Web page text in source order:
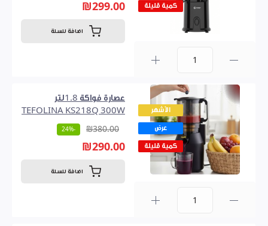
كمية قليلة ₪299.00
اضافة للسلة
الأشهر
عرض
كمية قليلة
عصارة فواكة 1.8لتر
TEFOLINA KS218Q 300W
₪380.00
-24%
₪290.00
اضافة للسلة